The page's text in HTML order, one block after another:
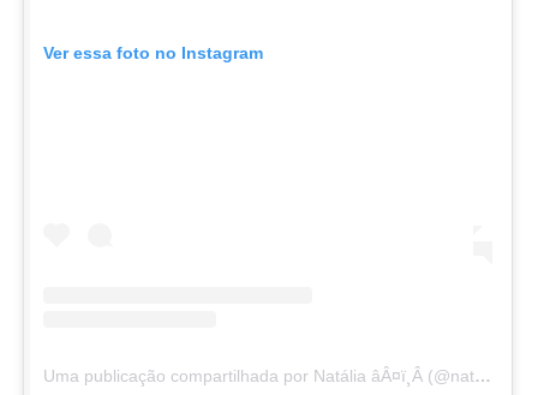
Ver essa foto no Instagram
Uma publicação compartilhada por Natália âÂ¤ï¸Â (@natalia_piinheiro)